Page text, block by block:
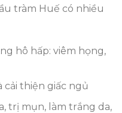
tràm Huế có nhiều
hô hấp: viêm họng,
cải thiện giấc ngủ
trị mụn, làm trắng da,